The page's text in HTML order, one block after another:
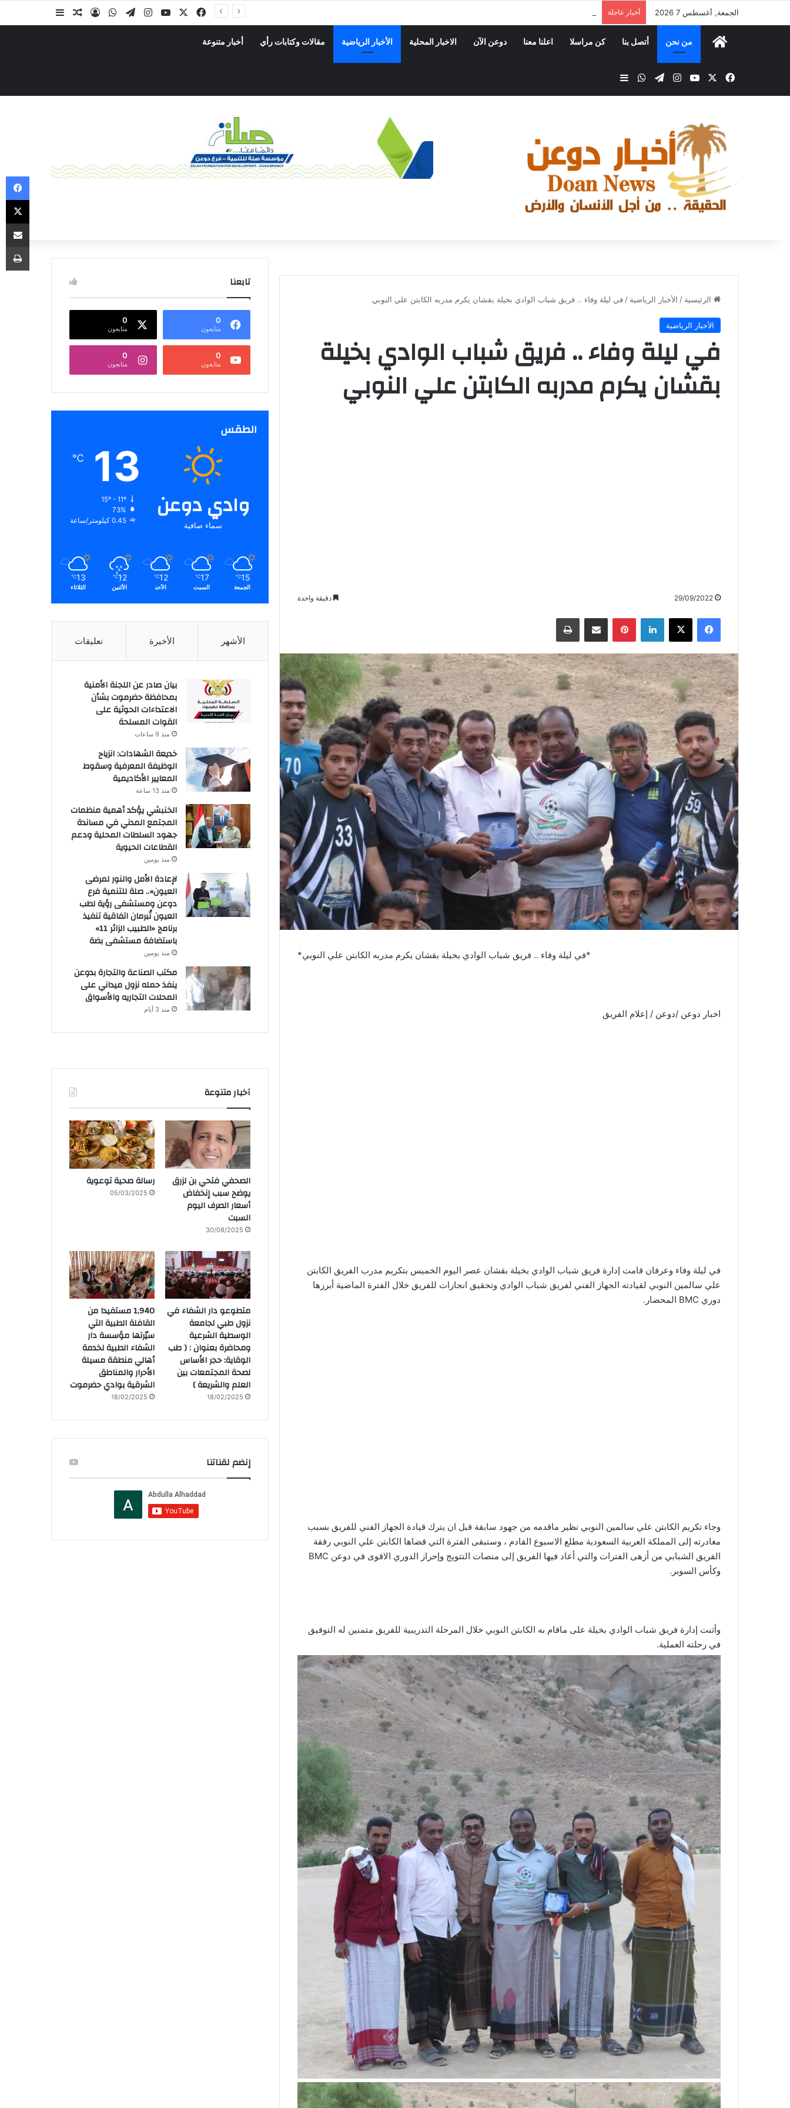
الجمعة, أغسطس 7 2026 أخبار عاجلة
من نحن أتصل بنا كن مراسلا اعلنا معنا دوعن الآن الاخبار المحلية الأخبار الرياضية مقالات وكتابات رأي أخبار متنوعة
الرئيسية / الأخبار الرياضية / في ليلة وفاء .. فريق شباب الوادي بخيلة بقشان يكرم مدربه الكابتن علي النوبي
الأخبار الرياضية
في ليلة وفاء .. فريق شباب الوادي بخيلة
بقشان يكرم مدربه الكابتن علي النوبي
29/09/2022 دقيقة واحدة
*في ليلة وفاء .. فريق شباب الوادي بخيلة بقشان يكرم مدربه الكابتن علي النوبي*
اخبار دوعن /دوعن / إعلام الفريق
في ليلة وفاء وعرفان قامت إدارة فريق شباب الوادي بخيلة بقشان عصر اليوم الخميس بتكريم مدرب الفريق الكابتن
علي سالمين النوبي لقيادته الجهاز الفني لفريق شباب الوادي وتحقيق انجازات للفريق خلال الفترة الماضية أبرزها
دوري BMC المحضار.
وجاء تكريم الكابتن علي سالمين النوبي نظير ماقدمه من جهود سابقة قبل ان يترك قيادة الجهاز الفني للفريق بسبب
مغادرته إلى المملكة العربية السعودية مطلع الاسبوع القادم ، وستبقى الفترة التي قضاها الكابتن علي النوبي رفقة
الفريق الشبابي من أزهى الفترات والتي أعاد فيها الفريق إلى منصات التتويج وإحراز الدوري الاقوى في دوعن BMC
وكأس السوبر.
وأثنت إدارة فريق شباب الوادي بخيلة على ماقام به الكابتن النوبي خلال المرحلة التدريبية للفريق متمنين له التوفيق
في رحلته العملية.
تابعنا
0
متابعون
0
متابعون
0
متابعون
0
متابعون
الطقس
وادي دوعن
سماء صافية
13
℃
15º - 11º
73%
0.45 كيلومتر/ساعة
15
℃
الجمعة
17
℃
السبت
12
℃
الأحد
12
℃
الأثنين
13
℃
الثلاثاء
الأشهر الأخيرة تعليقات
بيان صادر عن اللجنة الأمنية
بمحافظة حضرموت بشأن
الاعتداءات الحوثية على
القوات المسلحة
منذ 9 ساعات
خديعة الشهادات: انزياح
الوظيفة المعرفية وسقوط
المعايير الأكاديمية
منذ 13 ساعة
الخنبشي يؤكد أهمية منظمات
المجتمع المدني في مساندة
جهود السلطات المحلية ودعم
القطاعات الحيوية
منذ يومين
لإعادة الأمل والنور لمرضى
العيون».. صلة للتنمية فرع
دوعن ومستشفى رؤية لطب
العيون تُبرمان اتفاقية تنفيذ
برنامج «الطبيب الزائر 11»
باستضافة مستشفى بضة
منذ يومين
مكتب الصناعة والتجارة بدوعن
ينفذ حمله نزول ميداني على
المحلات التجاريه والأسواق
منذ 3 أيام
آخبار متنوعة
الصحفي فتحي بن لزرق
يوضح سبب إنخفاض
أسعار الصرف اليوم
السبت
30/08/2025
رسالة صحية توعوية
05/03/2025
متطوعو دار الشفاء في
نزول طبي لجامعة
الوسطية الشرعية
ومحاضرة بعنوان : ( طب
الوقاية: حجر الأساس
لصحة المجتمعات بين
العلم والشريعة )
18/02/2025
1,940 مستفيدا من
القافلة الطبية التي
سيّرتها مؤسسة دار
الشفاء الطبية لخدمة
أهالي منطقة مسيلة
الأحرار والمناطق
الشرقية بوادي حضرموت
18/02/2025
إنضم لقناتنا